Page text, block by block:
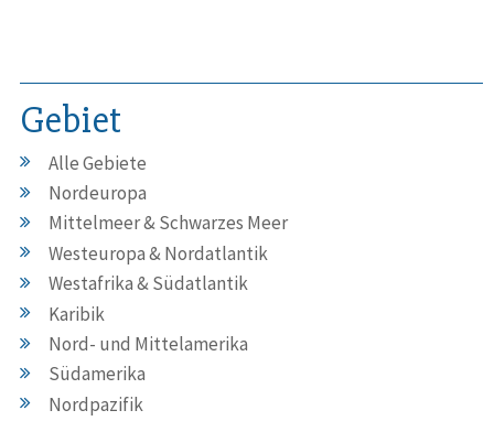
Gebiet
Alle Gebiete
Nordeuropa
Mittelmeer & Schwarzes Meer
Westeuropa & Nordatlantik
Westafrika & Südatlantik
Karibik
Nord- und Mittelamerika
Südamerika
Nordpazifik